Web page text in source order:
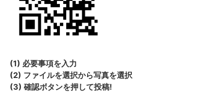
(1) 必要事項を入力
(2) ファイルを選択から写真を選択
(3) 確認ボタンを押して投稿!